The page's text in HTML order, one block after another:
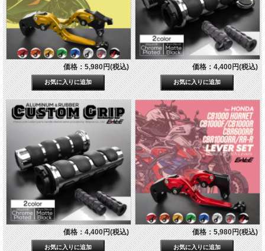
価格：5,980円(税込) 価格：4,400円(税込)
価格：4,400円(税込) 価格：5,980円(税込)